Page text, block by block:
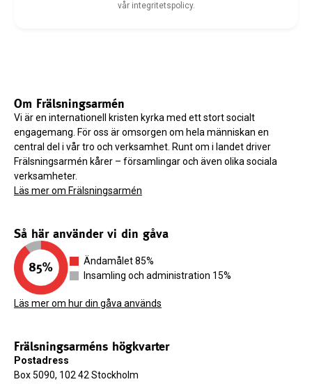
vår integritetspolicy.
Om Frälsningsarmén
Vi är en internationell kristen kyrka med ett stort socialt
engagemang. För oss är omsorgen om hela människan en
central del i vår tro och verksamhet. Runt om i landet driver
Frälsningsarmén kårer – församlingar och även olika sociala
verksamheter.
Läs mer om Frälsningsarmén
Så här använder vi din gåva
Ändamålet 85%
Insamling och administration 15%
Läs mer om hur din gåva används
Frälsningsarméns högkvarter
Postadress
Box 5090, 102 42 Stockholm